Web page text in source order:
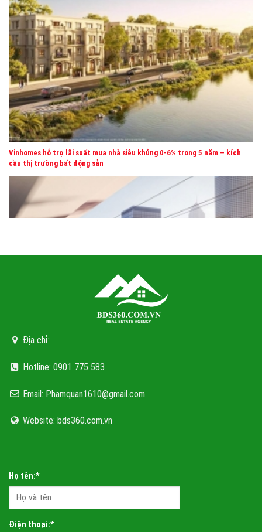
VINHOMES GLOBAL GATE CỔ LOA
Vinhomes hỗ trợ lãi suất mua nhà siêu khủng 0-6% trong 5 năm – kích
cầu thị trường bất động sản
23 phút di chuyển, biến siêu đô thị bên vịnh kỳ quan thành một ‘Hà Nội
Địa chỉ:
Hotline: 0901 775 583
Email: Phamquan1610@gmail.com
Website: bds360.com.vn
Họ tên:*
Điện thoại:*